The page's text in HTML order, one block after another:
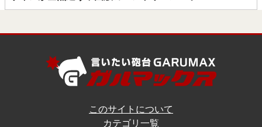
このサイトについて
カテゴリ一覧